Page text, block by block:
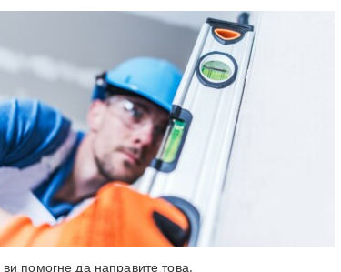
помогне да направите това.